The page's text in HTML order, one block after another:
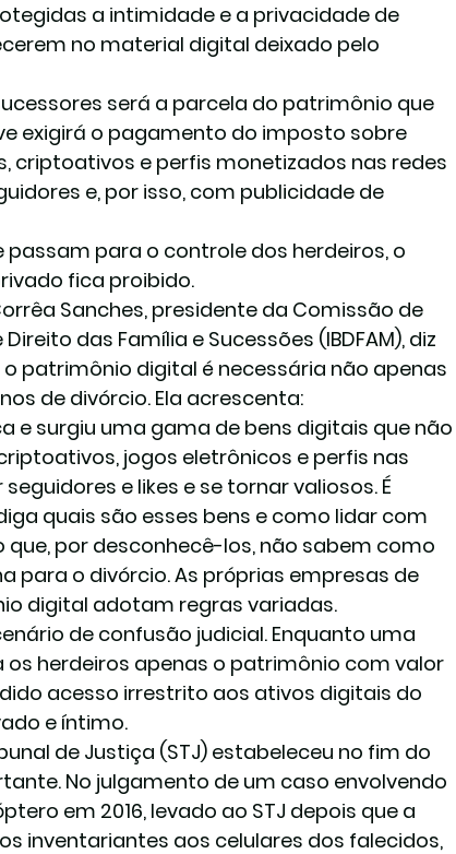
a intimidade e a privacidade de
no material digital deixado pelo
será a parcela do patrimônio que
exigirá o pagamento do imposto sobre
criptoativos e perfis monetizados nas redes
e, por isso, com publicidade de
para o controle dos herdeiros, o
fica proibido.
Sanches, presidente da Comissão de
das Família e Sucessões (IBDFAM), diz
patrimônio digital é necessária não apenas
de divórcio. Ela acrescenta:
e surgiu uma gama de bens digitais que não
jogos eletrônicos e perfis nas
e likes e se tornar valiosos. É
quais são esses bens e como lidar com
que, por desconhecê-los, não sabem como
para o divórcio. As próprias empresas de
digital adotam regras variadas.
de confusão judicial. Enquanto uma
herdeiros apenas o patrimônio com valor
acesso irrestrito aos ativos digitais do
e íntimo.
de Justiça (STJ) estabeleceu no fim do
No julgamento de um caso envolvendo
em 2016, levado ao STJ depois que a
inventariantes aos celulares dos falecidos,